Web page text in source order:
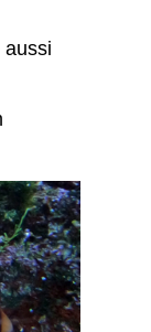
aussi